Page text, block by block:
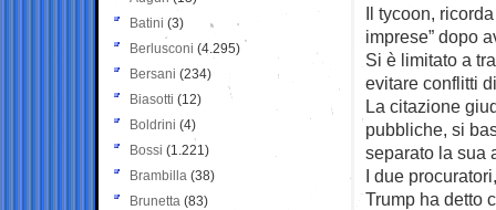
Il tycoon,
imprese” dopo
Si è limitato a
evitare conflitti
La citazione
pubbliche, si
separato la sua
I due
Trump ha detto
Batini (3)
Berlusconi (4.295)
Bersani (234)
Biasotti (12)
Boldrini (4)
Bossi (1.221)
Brambilla (38)
Brunetta (83)